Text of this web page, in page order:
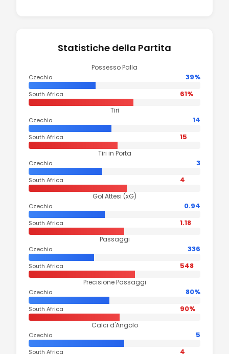
Statistiche della Partita
Possesso Palla
Czechia 39%
South Africa 61%
Tiri
Czechia 14
South Africa 15
Tiri in Porta
Czechia 3
South Africa 4
Gol Attesi (xG)
Czechia 0.94
South Africa 1.18
Passaggi
Czechia 336
South Africa 548
Precisione Passaggi
Czechia 80%
South Africa 90%
Calci d'Angolo
Czechia 5
South Africa 4